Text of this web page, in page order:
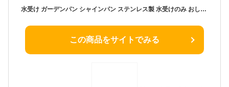
水受け ガーデンパン シャインパン ステンレス製 水受けのみ おしゃれ 立水栓 水栓柱用 水栓パン ユニソン UNISON シャインポット TOSHIN ピッコロステン 比較品 外 水道 シンプル 庭 玄関 水回り 可愛い かわいい 新築 新居 エクステリア リフォーム お祝い
この商品をサイトでみる